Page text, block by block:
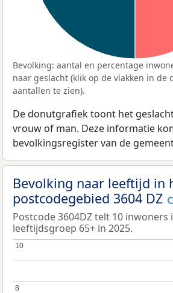
Bevolking: aantal en percentage
naar geslacht (klik op de vlakken in de
aantallen te zien).
De donutgrafiek toont het
vrouw of man. Deze informatie
bevolkingsregister van de
Bevolking naar leeftijd in
postcodegebied 3604 DZ
Postcode 3604DZ telt 10 inwoners
leeftijdsgroep 65+ in 2025.
8
8
10
10